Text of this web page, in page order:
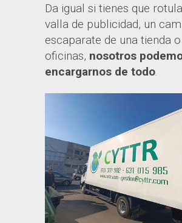
Da igual si tienes que
valla de publicidad, un
escaparate de una tienda
oficinas, nosotros
encargarnos de todo.